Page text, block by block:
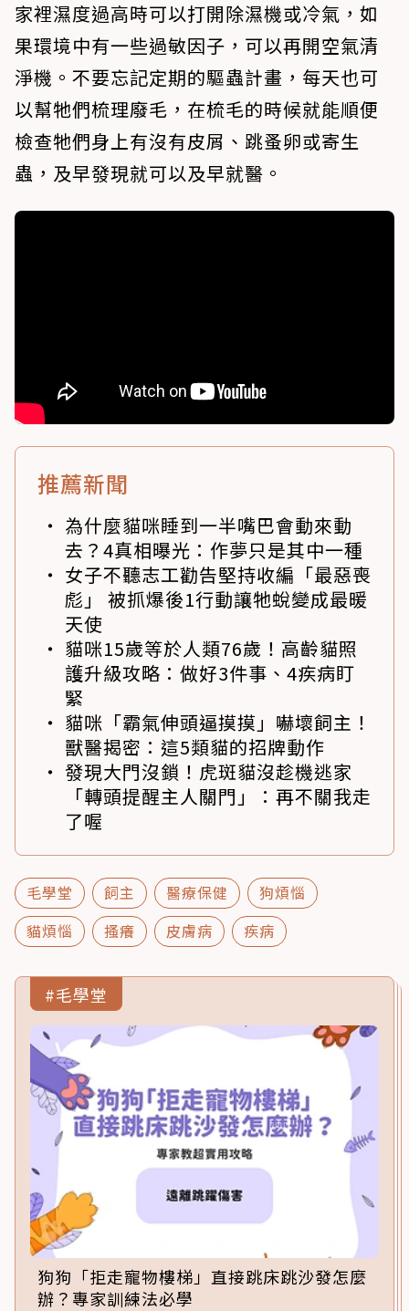
家裡濕度過高時可以打開除濕機或冷氣，如
果環境中有一些過敏因子，可以再開空氣清
淨機。不要忘記定期的驅蟲計畫，每天也可
以幫牠們梳理廢毛，在梳毛的時候就能順便
檢查牠們身上有沒有皮屑、跳蚤卵或寄生
蟲，及早發現就可以及早就醫。
推薦新聞
為什麼貓咪睡到一半嘴巴會動來動
去？4真相曝光：作夢只是其中一種
女子不聽志工勸告堅持收編「最惡喪
彪」 被抓爆後1行動讓牠蛻變成最暖
天使
貓咪15歲等於人類76歲！高齡貓照
護升級攻略：做好3件事、4疾病盯
緊
貓咪「霸氣伸頭逼摸摸」嚇壞飼主！
獸醫揭密：這5類貓的招牌動作
發現大門沒鎖！虎斑貓沒趁機逃家
「轉頭提醒主人關門」：再不關我走
了喔
毛學堂 飼主 醫療保健
狗煩惱
貓煩惱
搔癢 皮膚病 疾病
#毛學堂
狗狗「拒走寵物樓梯」直接跳床跳沙發怎麼
辦？專家訓練法必學